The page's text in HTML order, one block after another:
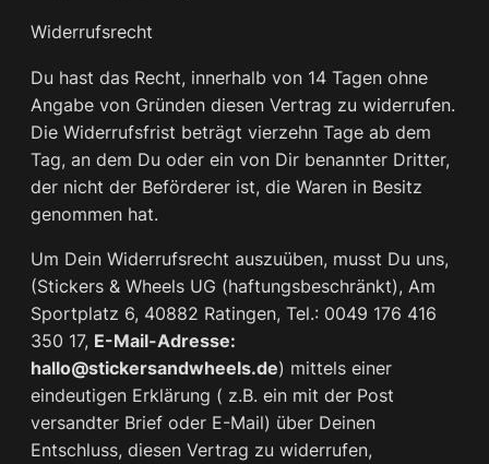
Widerrufsrecht
Du hast das Recht, innerhalb von 14 Tagen ohne
Angabe von Gründen diesen Vertrag zu widerrufen.
Die Widerrufsfrist beträgt vierzehn Tage ab dem
Tag, an dem Du oder ein von Dir benannter Dritter,
der nicht der Beförderer ist, die Waren in Besitz
genommen hat.
Um Dein Widerrufsrecht auszuüben, musst Du uns,
(Stickers & Wheels UG (haftungsbeschränkt), Am
Sportplatz 6, 40882 Ratingen, Tel.: 0049 176 416
350 17, E-Mail-Adresse:
hallo@stickersandwheels.de) mittels einer
eindeutigen Erklärung ( z.B. ein mit der Post
versandter Brief oder E-Mail) über Deinen
Entschluss, diesen Vertrag zu widerrufen,